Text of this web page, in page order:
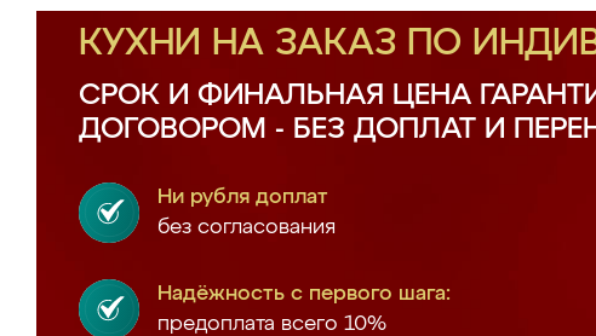
КУХНИ НА ЗАКАЗ ПО
СРОК И ФИНАЛЬНАЯ ЦЕНА
ДОГОВОРОМ - БЕЗ ДОПЛАТ И
Ни рубля доплат
без согласования
Надёжность с первого шага:
предоплата всего 10%